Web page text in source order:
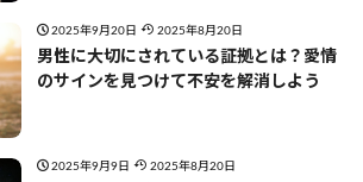
2025年9月20日 2025年8月20日
男性に大切にされている証拠とは？愛情
のサインを見つけて不安を解消しよう
2025年9月9日 2025年8月20日